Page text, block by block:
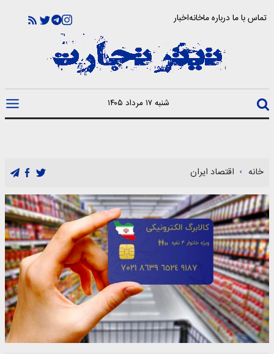
تماس با مادرباره ماخانهاخبار
شنبه ۱۷ مرداد ۱۴۰۵
خانه اقتصاد ایران